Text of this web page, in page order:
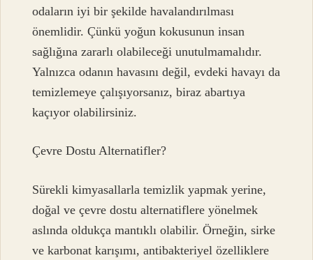
odaların iyi bir şekilde havalandırılması
önemlidir. Çünkü yoğun kokusunun insan
sağlığına zararlı olabileceği unutulmamalıdır.
Yalnızca odanın havasını değil, evdeki havayı da
temizlemeye çalışıyorsanız, biraz abartıya
kaçıyor olabilirsiniz.
Çevre Dostu Alternatifler?
Sürekli kimyasallarla temizlik yapmak yerine,
doğal ve çevre dostu alternatiflere yönelmek
aslında oldukça mantıklı olabilir. Örneğin, sirke
ve karbonat karışımı, antibakteriyel özelliklere